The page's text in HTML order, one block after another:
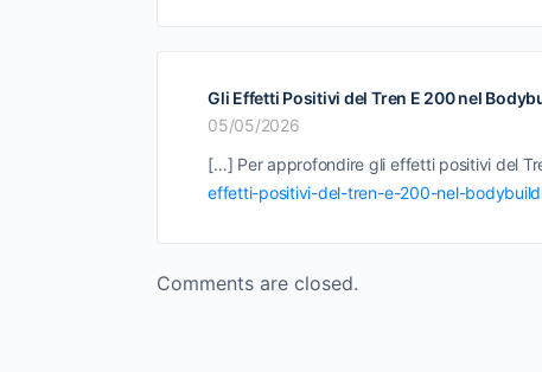
Gli Effetti Positivi del Tren E 200 nel
05/05/2026
[…] Per approfondire gli effetti positivi del
effetti-positivi-del-tren-e-200-nel-
Comments are closed.